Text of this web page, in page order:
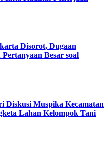
Disorot, Dugaan
Besar soal
Diskusi Muspika Kecamatan
Lahan Kelompok Tani